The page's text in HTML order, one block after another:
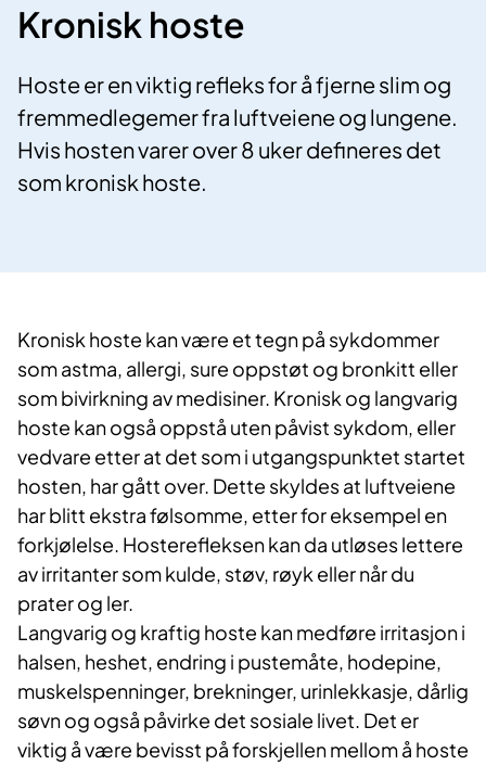
Kronisk hoste
Hoste er en viktig refleks for å fjerne slim og
fremmedlegemer fra luftveiene og lungene.
Hvis hosten varer over 8 uker defineres det
som kronisk hoste.
Kronisk hoste kan være et tegn på sykdommer
som astma, allergi, sure oppstøt og bronkitt eller
som bivirkning av medisiner. Kronisk og langvarig
hoste kan også oppstå uten påvist sykdom, eller
vedvare etter at det som i utgangspunktet startet
hosten, har gått over. Dette skyldes at luftveiene
har blitt ekstra følsomme, etter for eksempel en
forkjølelse. Hosterefleksen kan da utløses lettere
av irritanter som kulde, støv, røyk eller når du
prater og ler.
Langvarig og kraftig hoste kan medføre irritasjon i
halsen, heshet, endring i pustemåte, hodepine,
muskelspenninger, brekninger, urinlekkasje, dårlig
søvn og også påvirke det sosiale livet. Det er
viktig å være bevisst på forskjellen mellom å hoste